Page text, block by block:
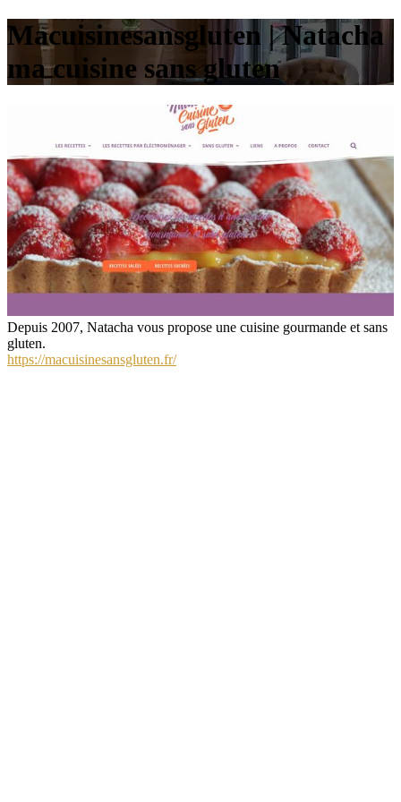
Macuisinesansglu­ten | Natacha
ma cuisine sans gluten
Depuis 2007, Natacha vous propose une cuisine gourmande et sans
gluten.
https://macuisinesansgluten.fr/